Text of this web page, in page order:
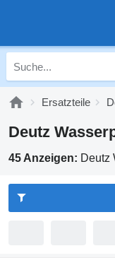
Ersatzteile
Deutz
45 Anzeigen: Deutz